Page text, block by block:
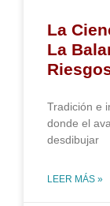
La
La
Tradición e
donde el
desdibujar
LEER MÁS »